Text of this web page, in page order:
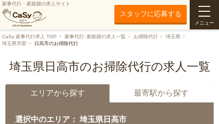
家事代行・家政婦の求人サイト
スタッフに応募する
メニュー
CaSy 家事代行求人 TOP 家事代行･家政婦の求人一覧 お掃除代行
埼玉県
埼玉県市部
日高市のお掃除代行
埼玉県日高市のお掃除代行の求人一覧
エリアから探す 最寄駅から探す
選択中のエリア： 埼玉県日高市